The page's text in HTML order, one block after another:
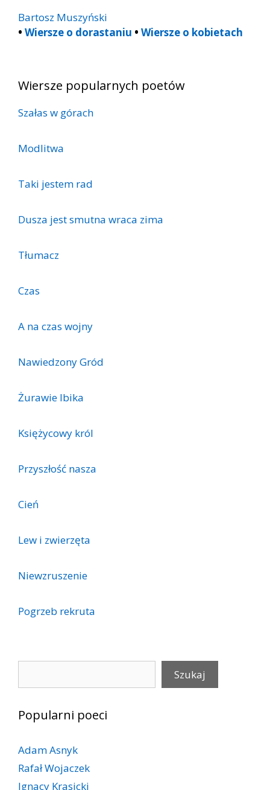
Bartosz Muszyński
• Wiersze o dorastaniu • Wiersze o kobietach
Wiersze popularnych poetów
Szałas w górach
Modlitwa
Taki jestem rad
Dusza jest smutna wraca zima
Tłumacz
Czas
A na czas wojny
Nawiedzony Gród
Żurawie Ibika
Księżycowy król
Przyszłość nasza
Cień
Lew i zwierzęta
Niewzruszenie
Pogrzeb rekruta
Szukaj
Popularni poeci
Adam Asnyk
Rafał Wojaczek
Ignacy Krasicki